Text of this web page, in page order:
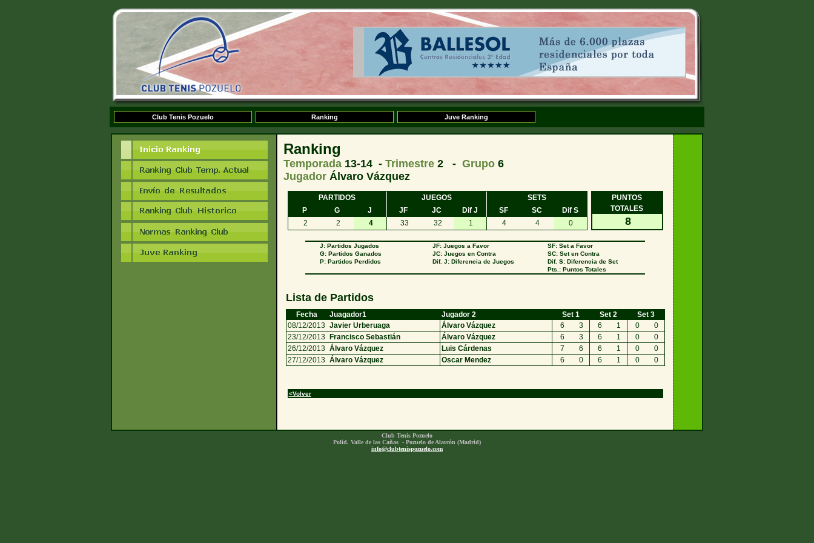
Club Tenis Pozuelo Ranking Juve Ranking
Ranking
Temporada 13-14 - Trimestre 2 - Grupo 6
Jugador Álvaro Vázquez
PARTIDOS JUEGOS
SETS
P
G J JF JC Dif J SF SC
Dif S
2
2 4 33 32 1 4 4 0
PUNTOS
TOTALES
8
J: Partidos Jugados JF: Juegos a Favor
SF: Set a Favor
G: Partidos Ganados
JC: Juegos en Contra
SC: Set en Contra
P: Partidos Perdidos
Dif. J: Diferencia de Juegos
Dif. S: Diferencia de Set
Pts.: Puntos Totales
Lista de Partidos
Fecha Juagador1 Jugador 2 Set 1 Set 2
Set 3
08/12/2013 Javier Urberuaga Álvaro Vázquez 6 3 6 1 0
0
23/12/2013
Francisco Sebastián Álvaro Vázquez 6 3 6 1 0
0
26/12/2013 Álvaro Vázquez Luis Cárdenas 7 6 6 1 0
0
27/12/2013 Álvaro Vázquez Oscar Mendez 6 0 6 1 0 0
<Volver
Club Tenis Pozuelo
Polid. Valle de las Cañas - Pozuelo de Alarcón (Madrid)
info@clubtenispozuelo.com